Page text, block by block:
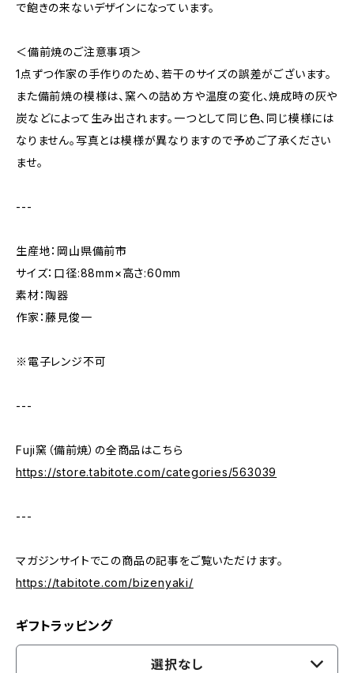
で飽きの来ないデザインになっています。
＜備前焼のご注意事項＞
1点ずつ作家の手作りのため、若干のサイズの誤差がございます。
また備前焼の模様は、窯への詰め方や温度の変化、焼成時の灰や
炭などによって生み出されます。一つとして同じ色、同じ模様には
なりません。写真とは模様が異なりますので予めご了承ください
ませ。
---
生産地：岡山県備前市
サイズ：口径:88mm×高さ:60mm
素材：陶器
作家：藤見俊一
※電子レンジ不可
---
Fuji窯（備前焼）の全商品はこちら
https://store.tabitote.com/categories/563039
---
マガジンサイトでこの商品の記事をご覧いただけます。
https://tabitote.com/bizenyaki/
ギフトラッピング
選択なし